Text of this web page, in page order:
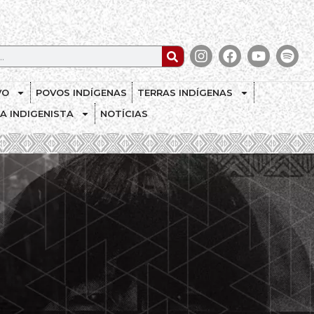
POVOS INDÍGENAS
TERRAS INDÍGENAS
INDIGENISTA
NOTÍCIAS